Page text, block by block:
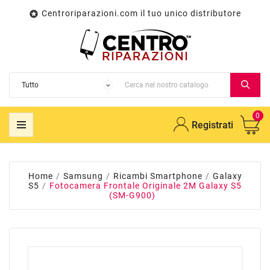
 Centroriparazioni.com il tuo unico distributore
Registrati
0
Home Samsung Ricambi Smartphone
Galaxy
S5
Fotocamera Frontale Originale 2M Galaxy S5
(SM-G900)